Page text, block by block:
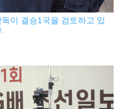
이 결승1국을 검토하고 있